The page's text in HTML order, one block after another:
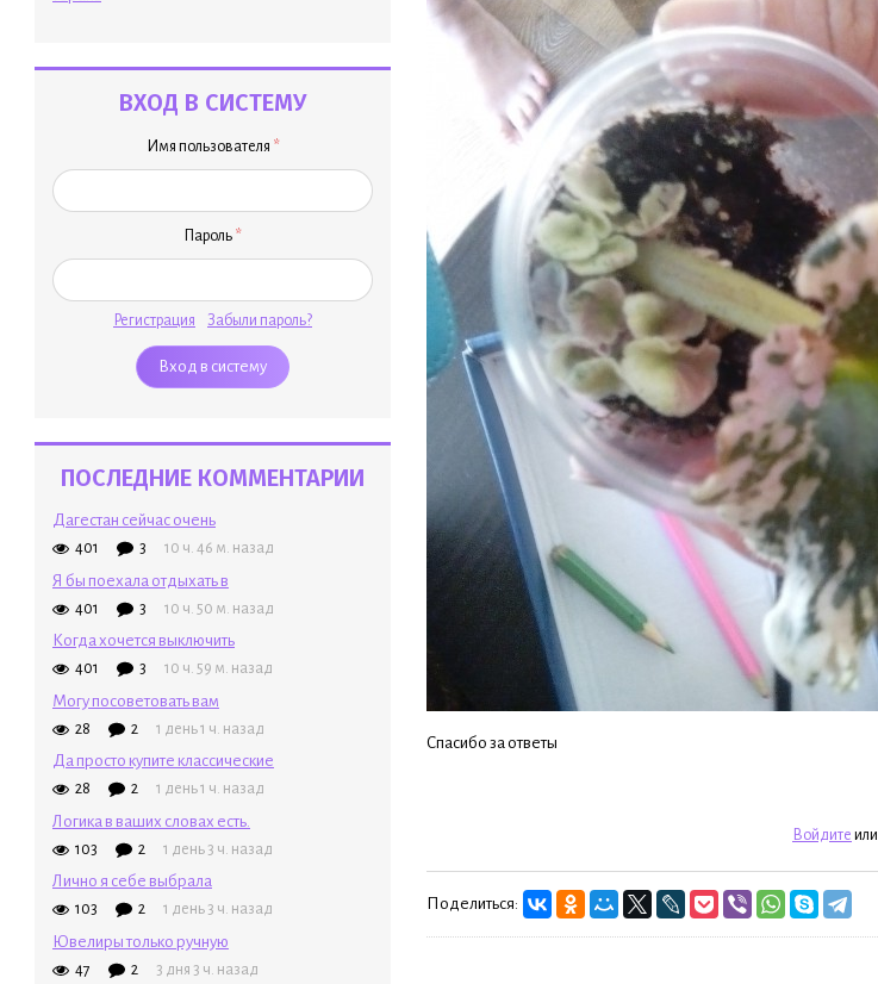
ВХОД В СИСТЕМУ
Имя пользователя *
Пароль *
Регистрация Забыли пароль?
ПОСЛЕДНИЕ КОММЕНТАРИИ
Дагестан сейчас очень
401 3 10 ч. 46 м. назад
Я бы поехала отдыхать в
401 3 10 ч. 50 м. назад
Когда хочется выключить
401 3 10 ч. 59 м. назад
Могу посоветовать вам
28 2 1 день 1 ч. назад
Да просто купите классические
28 2 1 день 1 ч. назад
Логика в ваших словах есть.
103 2 1 день 3 ч. назад
Лично я себе выбрала
103 2 1 день 3 ч. назад
Ювелиры только ручную
47 2 3 дня 3 ч. назад
Спасибо за ответы
Войдите или
Поделиться: